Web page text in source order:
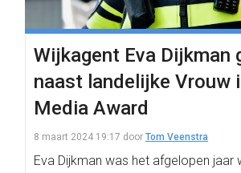
Wijkagent Eva Dijkman
naast landelijke Vrouw
Media Award
8 maart 2024 19:17 door Tom Veenstra
Eva Dijkman was het afgelopen jaar